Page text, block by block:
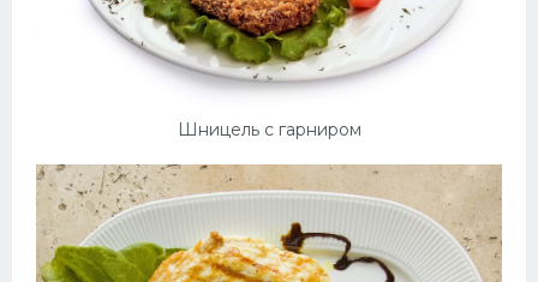
Шницель с гарниром